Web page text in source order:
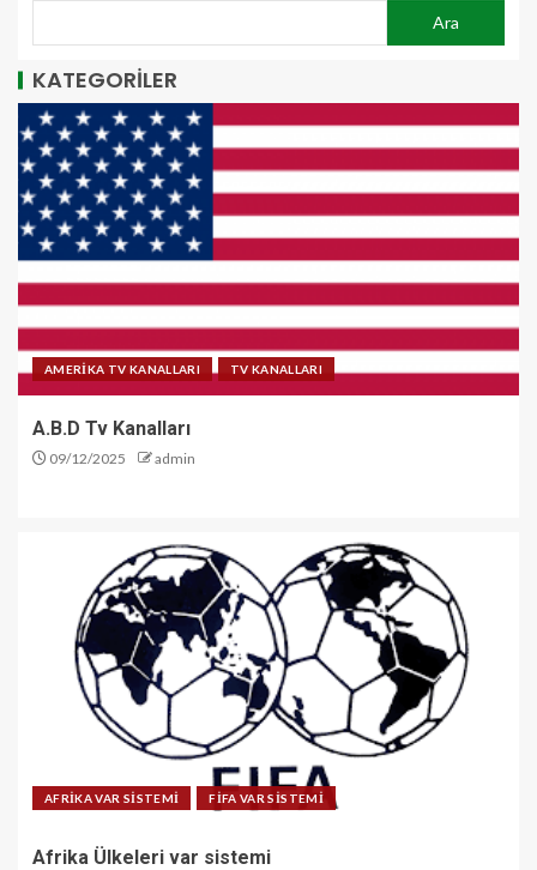
Ara
KATEGORİLER
AMERİKA TV KANALLARI TV KANALLARI
A.B.D Tv Kanalları
09/12/2025 admin
AFRİKA VAR SİSTEMİ FİFA VAR SİSTEMİ
Afrika Ülkeleri var sistemi